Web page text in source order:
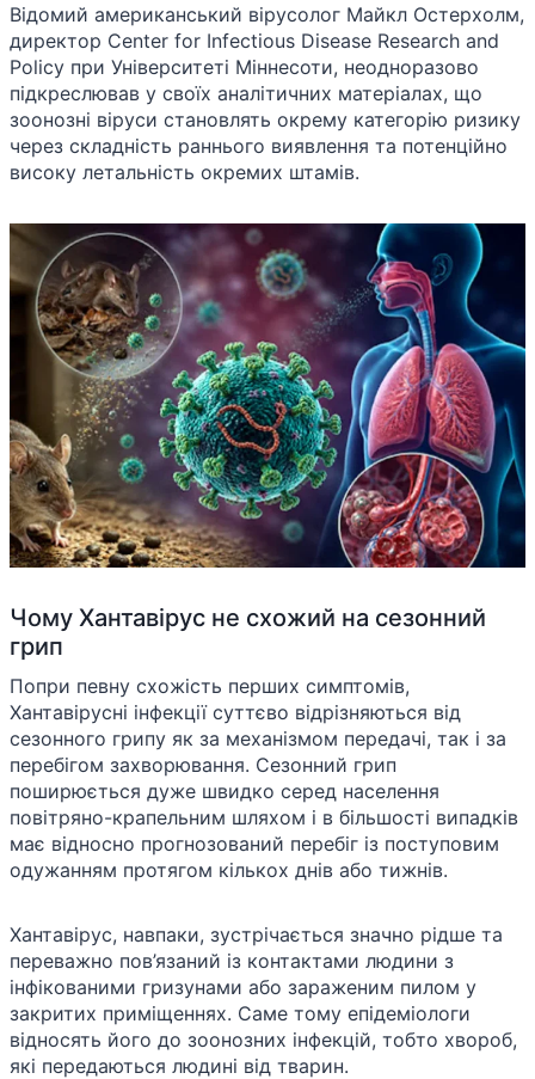
Відомий американський вірусолог Майкл Остерхолм,
директор Center for Infectious Disease Research and
Policy при Університеті Міннесоти, неодноразово
підкреслював у своїх аналітичних матеріалах, що
зоонозні віруси становлять окрему категорію ризику
через складність раннього виявлення та потенційно
високу летальність окремих штамів.
Чому Хантавірус не схожий на сезонний
грип
Попри певну схожість перших симптомів,
Хантавірусні інфекції суттєво відрізняються від
сезонного грипу як за механізмом передачі, так і за
перебігом захворювання. Сезонний грип
поширюється дуже швидко серед населення
повітряно-крапельним шляхом і в більшості випадків
має відносно прогнозований перебіг із поступовим
одужанням протягом кількох днів або тижнів.
Хантавірус, навпаки, зустрічається значно рідше та
переважно пов’язаний із контактами людини з
інфікованими гризунами або зараженим пилом у
закритих приміщеннях. Саме тому епідеміологи
відносять його до зоонозних інфекцій, тобто хвороб,
які передаються людині від тварин.